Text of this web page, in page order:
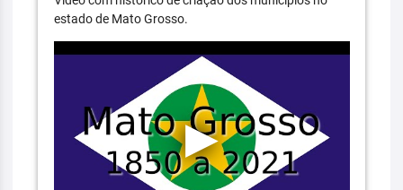
estado de Mato Grosso.